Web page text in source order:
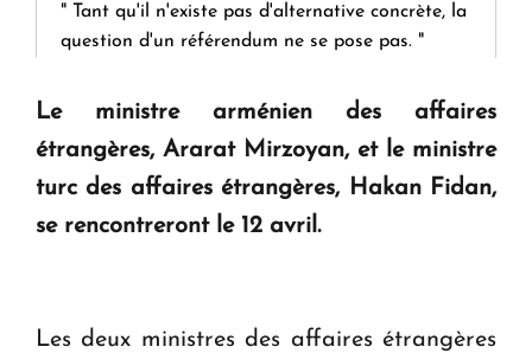
" Tant qu'il n'existe pas d'alternative concrète, la
question d'un référendum ne se pose pas. "
KASA : 30 ans d'audace, de résilience et d'avenir
en Arménie
Le premier hôtel Hyatt Regency d'Arménie
Le ministre arménien des affaires
étrangères, Ararat Mirzoyan, et le ministre
turc des affaires étrangères, Hakan Fidan,
se rencontreront le 12 avril.
Les deux ministres des affaires étrangères